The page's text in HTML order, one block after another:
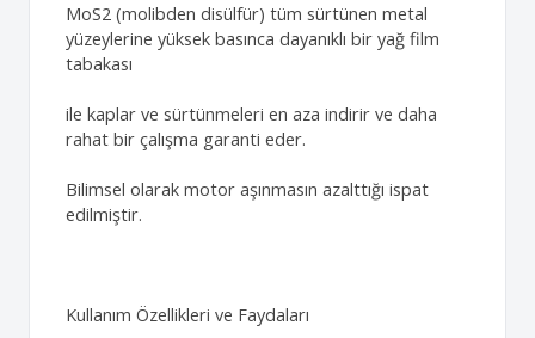
MoS2 (molibden disülfür) tüm sürtünen metal
yüzeylerine yüksek basınca dayanıklı bir yağ film
tabakası
ile kaplar ve sürtünmeleri en aza indirir ve daha
rahat bir çalışma garanti eder.
Bilimsel olarak motor aşınmasın azalttığı ispat
edilmiştir.
Kullanım Özellikleri ve Faydaları